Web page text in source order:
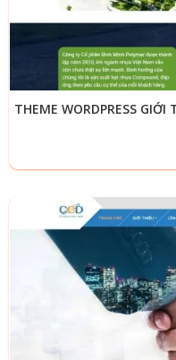
THEME WORDPRESS